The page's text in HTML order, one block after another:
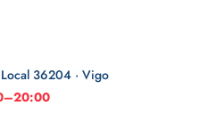
36204 · Vigo